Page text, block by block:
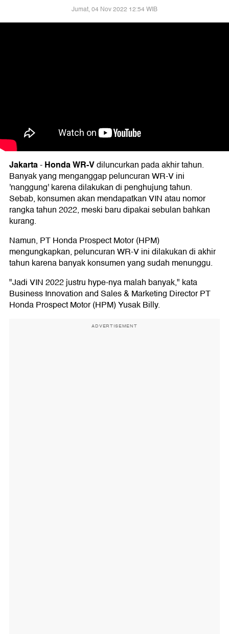
Jumat, 04 Nov 2022 12:54 WIB
Jakarta-Honda WR-Vdiluncurkan pada akhir tahun.
Banyak yang menganggap peluncuran WR-V ini
'nanggung' karena dilakukan di penghujung tahun.
Sebab, konsumen akan mendapatkan VIN atau nomor
rangka tahun 2022, meski baru dipakai sebulan bahkan
kurang.
Namun, PT Honda Prospect Motor (HPM)
mengungkapkan, peluncuran WR-V ini dilakukan di akhir
tahun karena banyak konsumen yang sudah menunggu.
"Jadi VIN 2022 justru hype-nya malah banyak," kata
Business Innovation and Sales & Marketing Director PT
Honda Prospect Motor (HPM) Yusak Billy.
ADVERTISEMENT